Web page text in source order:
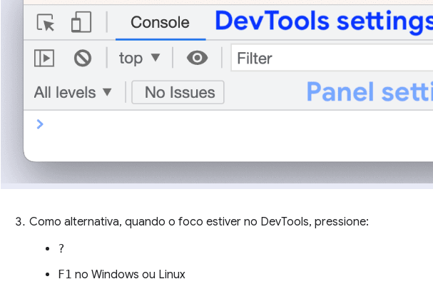
Como alternativa, quando o foco estiver no DevTools, pressione:
?
F1 no Windows ou Linux